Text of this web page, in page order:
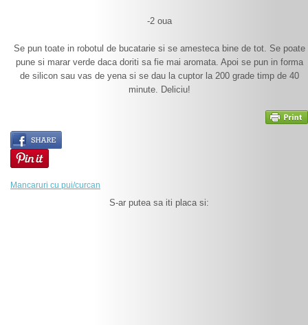
-2 oua
Se pun toate in robotul de bucatarie si se amesteca bine de tot. Se poate
pune si marar verde daca doriti sa fie mai aromata. Apoi se pun in forma
de silicon sau vas de yena si se dau la cuptor la 200 grade timp de 40
minute. Deliciu!
Mancaruri cu pui/curcan
S-ar putea sa iti placa si: